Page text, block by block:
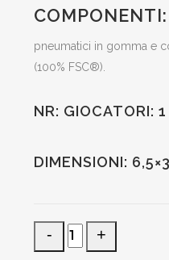
COMPONENTI:
pneumatici in gomma e
(100% FSC®).
NR: GIOCATORI: 1
DIMENSIONI:
wood